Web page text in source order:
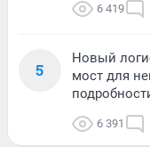
6 419
5
Новый
мост для
6 391